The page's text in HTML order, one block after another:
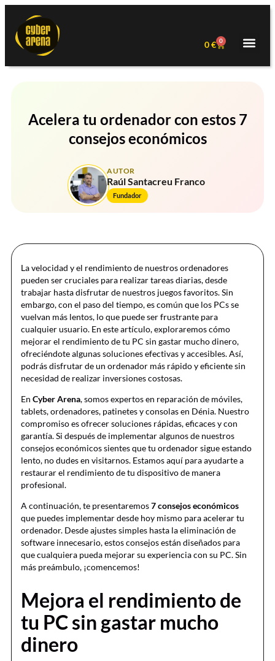
0€ 0
Acelera tu ordenador con estos 7
consejos económicos
AUTOR
Raúl Santacreu Franco
Fundador
La velocidad y el rendimiento de nuestros ordenadores
pueden ser cruciales para realizar tareas diarias, desde
trabajar hasta disfrutar de nuestros juegos favoritos. Sin
embargo, con el paso del tiempo, es común que los PCs se
vuelvan más lentos, lo que puede ser frustrante para
cualquier usuario. En este artículo, exploraremos cómo
mejorar el rendimiento de tu PC sin gastar mucho dinero,
ofreciéndote algunas soluciones efectivas y accesibles. Así,
podrás disfrutar de un ordenador más rápido y eficiente sin
necesidad de realizar inversiones costosas.
En Cyber Arena, somos expertos en reparación de móviles,
tablets, ordenadores, patinetes y consolas en Dénia. Nuestro
compromiso es ofrecer soluciones rápidas, eficaces y con
garantía. Si después de implementar algunos de nuestros
consejos económicos sientes que tu ordenador sigue estando
lento, no dudes en visitarnos. Estamos aquí para ayudarte a
restaurar el rendimiento de tu dispositivo de manera
profesional.
A continuación, te presentaremos7 consejos económicos
que puedes implementar desde hoy mismo para acelerar tu
ordenador. Desde ajustes simples hasta la eliminación de
software innecesario, estos consejos están diseñados para
que cualquiera pueda mejorar su experiencia con su PC. Sin
más preámbulo, ¡comencemos!
Mejora el rendimiento de
tu PC sin gastar mucho
dinero